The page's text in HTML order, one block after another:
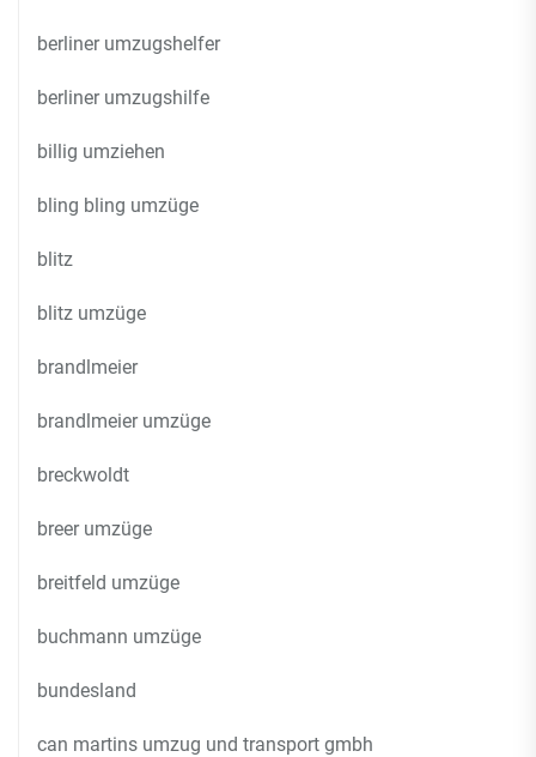
berliner umzugshelfer
berliner umzugshilfe
billig umziehen
bling bling umzüge
blitz
blitz umzüge
brandlmeier
brandlmeier umzüge
breckwoldt
breer umzüge
breitfeld umzüge
buchmann umzüge
bundesland
can martins umzug und transport gmbh